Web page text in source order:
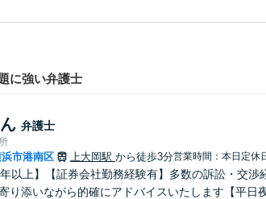
に強い弁護士
弁護士
市港南区 上大岡駅 から徒歩3分営業時間：本日定休
年以上】【証券会社勤務経験有】多数の訴訟・交
り添いながら的確にアドバイスいたします【平日